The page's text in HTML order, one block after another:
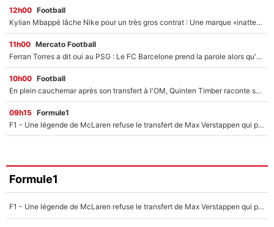
12h00 Football
Kylian Mbappé lâche Nike pour un très gros contrat : Une marque «inattendue» va frapper très fort
11h00 Mercato Football
Ferran Torres a dit oui au PSG : Le FC Barcelone prend la parole alors qu'un transfert de l'attaquant espagnol prend forme
10h00 Football
En plein cauchemar après son transfert à l'OM, Quinten Timber raconte ses doutes après sa signature à Marseille
09h15 Formule1
F1 - Une légende de McLaren refuse le transfert de Max Verstappen qui pourrait «faire des vagues» et plomber l'ambiance dans l'équipe
Formule1
F1 - Une légende de McLaren refuse le transfert de Max Verstappen qui pourrait «faire des vagues» et plomber l'ambiance dans l'équipe